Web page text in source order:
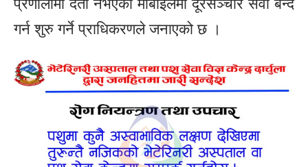
प्रणालीमा दर्ता नभएका मोबाइलमा दूरसञ्चार सेवा बन्द
गर्न शुरु गर्ने प्राधिकरणले जनाएको छ ।